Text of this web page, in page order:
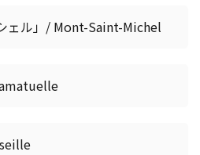
ェル」/ Mont-Saint-Michel